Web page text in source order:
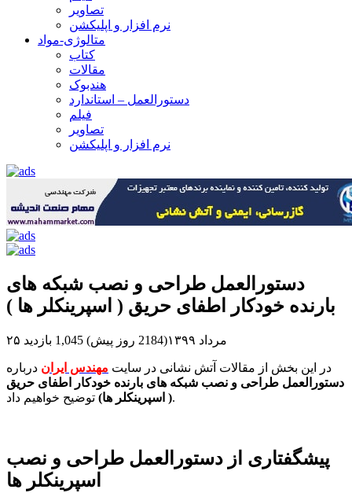
تصاویر
نرم افزار و اپلیکشن
متالوژی-مواد
کتاب
مقالات
هندبوک
دستورالعمل – استاندارد
فیلم
تصاویر
نرم افزار و اپلیکشن
دستورالعمل طراحی و نصب شبکه های
بارنده خودکار اطفای حریق ( اسپرینکلر ها )
۲۵ مرداد ۱۳۹۹(2184 روز پیش) 1,045 بازدید
در این بخش از مقالات آتش نشانی در سایت مهندس ایران درباره
دستورالعمل طراحی و نصب شبکه های بارنده خودکار اطفای حریق
( اسپرینکلر ها)توضیح خواهیم داد.
پیشگفتاری از دستورالعمل طراحی و نصب
اسپرینکلر ها